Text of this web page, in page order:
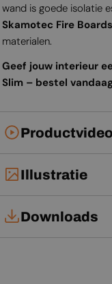
wand is goede isolatie
Skamotec Fire Boards
materialen.
Geef jouw interieur
Slim – bestel
Productvideo
Illustratie
Downloads